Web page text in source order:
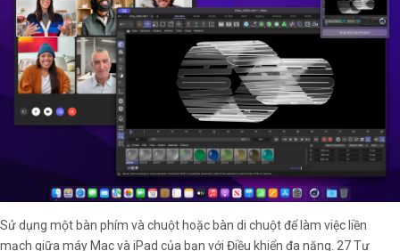
Sử dụng một bàn phím và chuột hoặc bàn di chuột để làm việc liền
mạch giữa máy Mac và iPad của bạn với Điều khiển đa năng. 27 Tự